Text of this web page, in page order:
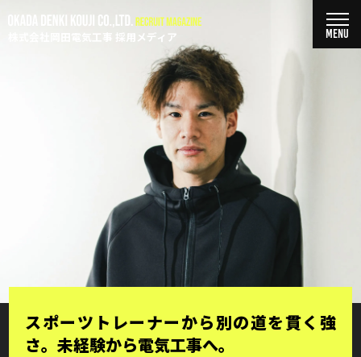
株式会社岡田電気工事 採用メディア
スポーツトレーナーから別の道を貫く強
さ。未経験から電気工事へ。